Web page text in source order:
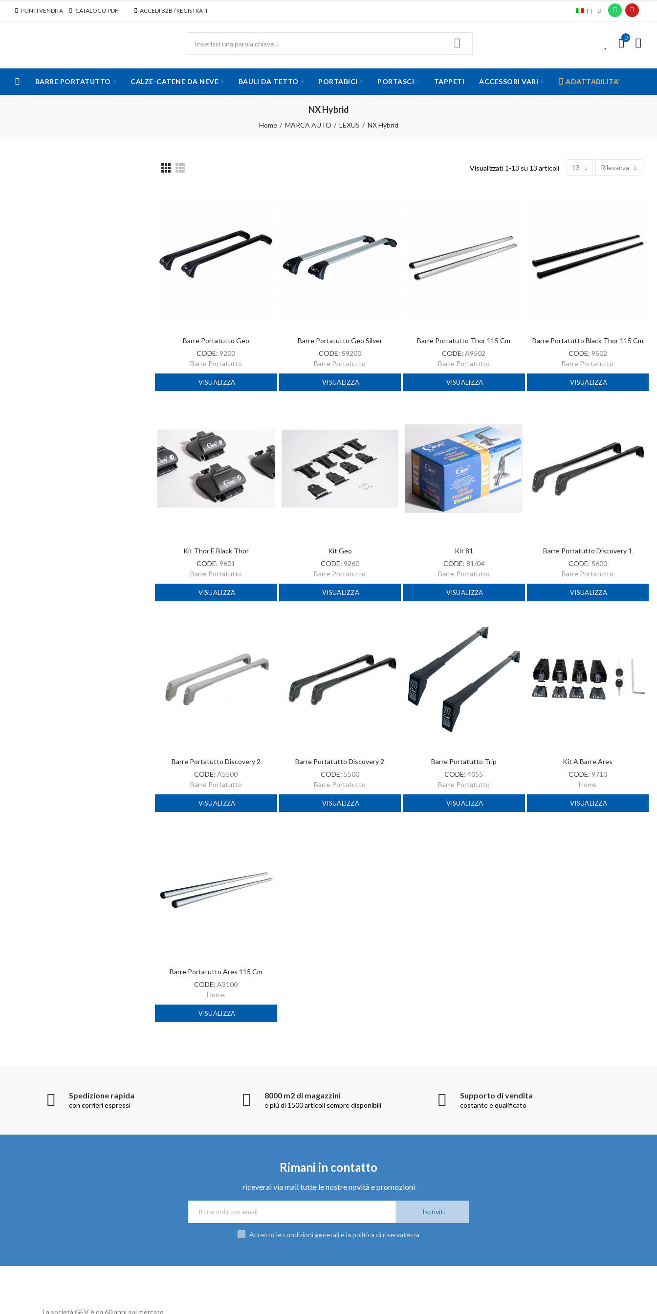
PUNTI VENDITA CATALOGO PDF ACCEDI B2B / REGISTRATI IT
0
BARRE PORTATUTTO CALZE-CATENE DA NEVE BAULI DA TETTO PORTABICI PORTASCI TAPPETI ACCESSORI VARI ADATTABILITA'
NX Hybrid
Home MARCA AUTO LEXUS NX Hybrid
Visualizzati 1-13 su 13 articoli 13 Rilevanza
Barre Portatutto Geo
CODE: 9200
Barre Portatutto
VISUALIZZA
Barre Portatutto Geo Silver
CODE: S9200
Barre Portatutto
VISUALIZZA
Barre Portatutto Thor 115 Cm
CODE:A9502
Barre Portatutto
VISUALIZZA
Barre Portatutto Black Thor 115 Cm
CODE: 9502
Barre Portatutto
VISUALIZZA
Kit Thor E Black Thor
CODE: 9601
Barre Portatutto
VISUALIZZA
Kit Geo
CODE: 9260
Barre Portatutto
VISUALIZZA
Kit 81
CODE: 81/04
Barre Portatutto
VISUALIZZA
Barre Portatutto Discovery 1
CODE: 5600
Barre Portatutto
VISUALIZZA
Barre Portatutto Discovery 2
CODE:A5500
Barre Portatutto
VISUALIZZA
Barre Portatutto Discovery 2
CODE: 5500
Barre Portatutto
VISUALIZZA
Barre Portatutto Trip
CODE:4055
Barre Portatutto
VISUALIZZA
Kit A Barre Ares
CODE: 9710
Home
VISUALIZZA
Barre Portatutto Ares 115 Cm
CODE:A3100
Home
VISUALIZZA
Spedizione rapida
con corrieri espressi
8000 m2 di magazzini
e più di 1500 articoli sempre disponibili
Supporto di vendita
costante e qualificato
Rimani in contatto
riceverai via mail tutte le nostre novità e promozioni
Iscriviti
Accetto le condizioni generali e la politica di riservatezza
La società GEV è da 60 anni sul mercato